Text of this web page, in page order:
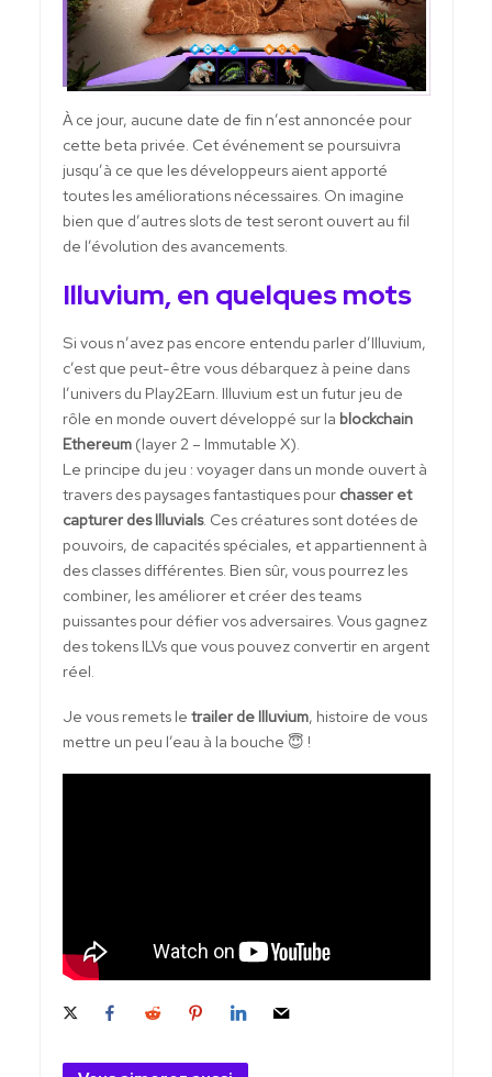
À ce jour, aucune date de fin n’est annoncée pour
cette beta privée. Cet événement se poursuivra
jusqu’à ce que les développeurs aient apporté
toutes les améliorations nécessaires. On imagine
bien que d’autres slots de test seront ouvert au fil
de l’évolution des avancements.
Illuvium, en quelques mots
Si vous n’avez pas encore entendu parler d’Illuvium,
c’est que peut-être vous débarquez à peine dans
l’univers du Play2Earn. Illuvium est un futur jeu de
rôle en monde ouvert développé sur la blockchain
Ethereum(layer 2 – Immutable X).
Le principe du jeu : voyager dans un monde ouvert à
travers des paysages fantastiques pour chasser et
capturer des Illuvials. Ces créatures sont dotées de
pouvoirs, de capacités spéciales, et appartiennent à
des classes différentes. Bien sûr, vous pourrez les
combiner, les améliorer et créer des teams
puissantes pour défier vos adversaires. Vous gagnez
des tokens ILVs que vous pouvez convertir en argent
réel.
Je vous remets le trailer de Illuvium, histoire de vous
mettre un peu l’eau à la bouche 😇 !